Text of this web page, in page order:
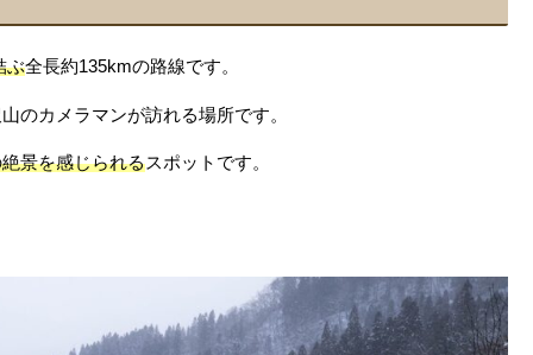
ぶ全長約135kmの路線です。
のカメラマンが訪れる場所です。
景を感じられるスポットです。